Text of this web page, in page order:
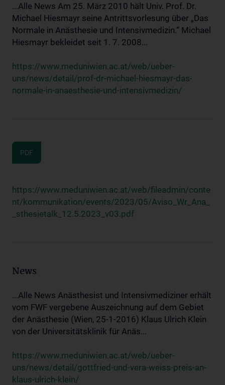
...Alle News Am 25. März 2010 hält Univ. Prof. Dr.
Michael Hiesmayr seine Antrittsvorlesung über „Das
Normale in Anästhesie und Intensivmedizin.“ Michael
Hiesmayr bekleidet seit 1. 7. 2008...
https://www.meduniwien.ac.at/web/ueber-
uns/news/detail/prof-dr-michael-hiesmayr-das-
normale-in-anaesthesie-und-intensivmedizin/
PDF
https://www.meduniwien.ac.at/web/fileadmin/conte
nt/kommunikation/events/2023/05/Aviso_Wr_Ana_
_sthesietalk_12.5.2023_v03.pdf
News
...Alle News Anästhesist und Intensivmediziner erhält
vom FWF vergebene Auszeichnung auf dem Gebiet
der Anästhesie (Wien, 25-1-2016) Klaus Ulrich Klein
von der Universitätsklinik für Anäs...
https://www.meduniwien.ac.at/web/ueber-
uns/news/detail/gottfried-und-vera-weiss-preis-an-
klaus-ulrich-klein/